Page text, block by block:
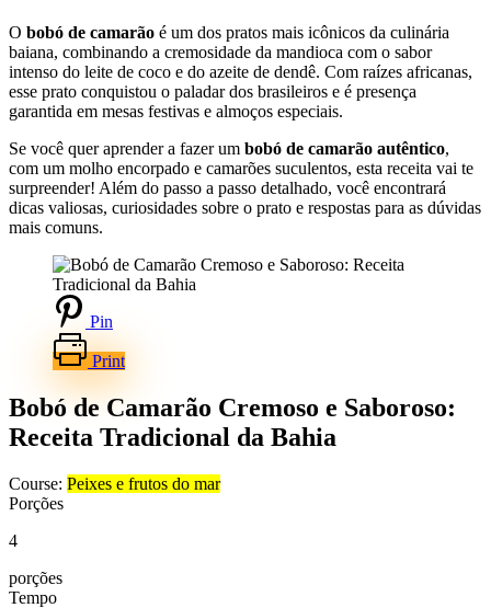
O bobó de camarão é um dos pratos mais icônicos da culinária
baiana, combinando a cremosidade da mandioca com o sabor
intenso do leite de coco e do azeite de dendê. Com raízes africanas,
esse prato conquistou o paladar dos brasileiros e é presença
garantida em mesas festivas e almoços especiais.
Se você quer aprender a fazer um bobó de camarão autêntico,
com um molho encorpado e camarões suculentos, esta receita vai te
surpreender! Além do passo a passo detalhado, você encontrará
dicas valiosas, curiosidades sobre o prato e respostas para as dúvidas
mais comuns.
Pin
Print
Bobó de Camarão Cremoso e Saboroso:
Receita Tradicional da Bahia
Course: Peixes e frutos do mar
Porções
4
porções
Tempo